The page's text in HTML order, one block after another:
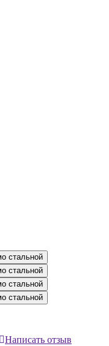
Написать отзыв